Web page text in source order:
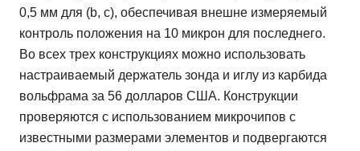
0,5 мм для (b, c), обеспечивая внешне измеряемый
контроль положения на 10 микрон для последнего.
Во всех трех конструкциях можно использовать
настраиваемый держатель зонда и иглу из карбида
вольфрама за 56 долларов США. Конструкции
проверяются с использованием микрочипов с
известными размерами элементов и подвергаются